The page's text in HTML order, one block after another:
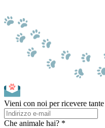
Vieni con noi per ricevere
Che animale hai? *